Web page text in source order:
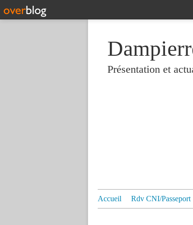
Présentation et
Accueil Rdv CNI/Passeport